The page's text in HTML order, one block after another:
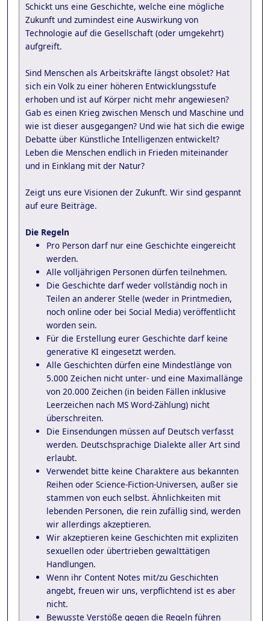
Schickt uns eine Geschichte, welche eine mögliche
Zukunft und zumindest eine Auswirkung von
Technologie auf die Gesellschaft (oder umgekehrt)
aufgreift.
Sind Menschen als Arbeitskräfte längst obsolet? Hat
sich ein Volk zu einer höheren Entwicklungsstufe
erhoben und ist auf Körper nicht mehr angewiesen?
Gab es einen Krieg zwischen Mensch und Maschine und
wie ist dieser ausgegangen? Und wie hat sich die ewige
Debatte über Künstliche Intelligenzen entwickelt?
Leben die Menschen endlich in Frieden miteinander
und in Einklang mit der Natur?
Zeigt uns eure Visionen der Zukunft. Wir sind gespannt
auf eure Beiträge.
Die Regeln
Pro Person darf nur eine Geschichte eingereicht
werden.
Alle volljährigen Personen dürfen teilnehmen.
Die Geschichte darf weder vollständig noch in
Teilen an anderer Stelle (weder in Printmedien,
noch online oder bei Social Media) veröffentlicht
worden sein.
Für die Erstellung eurer Geschichte darf keine
generative KI eingesetzt werden.
Alle Geschichten dürfen eine Mindestlänge von
5.000 Zeichen nicht unter- und eine Maximallänge
von 20.000 Zeichen (in beiden Fällen inklusive
Leerzeichen nach MS Word-Zählung) nicht
überschreiten.
Die Einsendungen müssen auf Deutsch verfasst
werden. Deutschsprachige Dialekte aller Art sind
erlaubt.
Verwendet bitte keine Charaktere aus bekannten
Reihen oder Science-Fiction-Universen, außer sie
stammen von euch selbst. Ähnlichkeiten mit
lebenden Personen, die rein zufällig sind, werden
wir allerdings akzeptieren.
Wir akzeptieren keine Geschichten mit expliziten
sexuellen oder übertrieben gewalttätigen
Handlungen.
Wenn ihr Content Notes mit/zu Geschichten
angebt, freuen wir uns, verpflichtend ist es aber
nicht.
Bewusste Verstöße gegen die Regeln führen